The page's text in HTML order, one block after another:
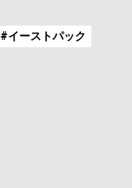
#イーストパック